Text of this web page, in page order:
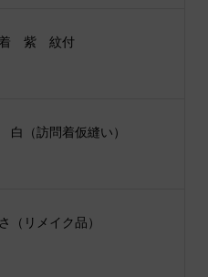
着 紫 紋付
（訪問着仮縫い）
（リメイク品）